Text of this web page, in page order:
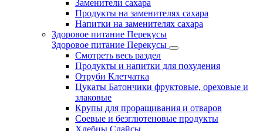
Заменители сахара
Продукты на заменителях сахара
Напитки на заменителях сахара
Здоровое питание Перекусы
Здоровое питание Перекусы
Смотреть весь раздел
Продукты и напитки для похудения
Отруби Клетчатка
Цукаты Батончики фруктовые, ореховые и
злаковые
Крупы для проращивания и отваров
Соевые и безглютеновые продукты
Хлебцы Слайсы